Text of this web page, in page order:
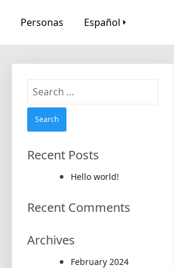
Personas Español
Search
Recent Posts
Hello world!
Recent Comments
Archives
February 2024